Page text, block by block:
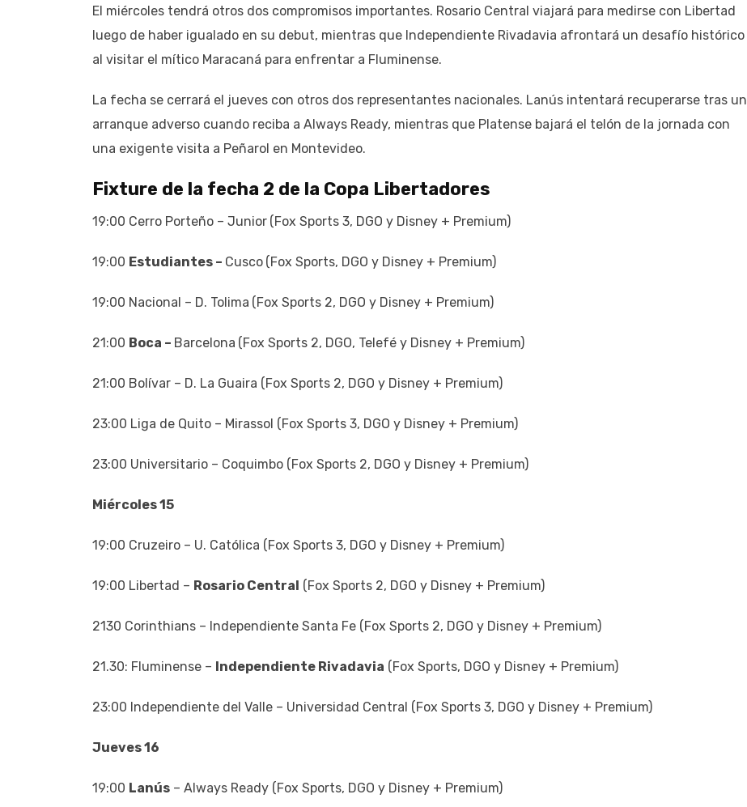
El miércoles tendrá otros dos compromisos importantes. Rosario Central viajará para medirse con Libertad
luego de haber igualado en su debut, mientras que Independiente Rivadavia afrontará un desafío histórico
al visitar el mítico Maracaná para enfrentar a Fluminense.
La fecha se cerrará el jueves con otros dos representantes nacionales. Lanús intentará recuperarse tras un
arranque adverso cuando reciba a Always Ready, mientras que Platense bajará el telón de la jornada con
una exigente visita a Peñarol en Montevideo.
Fixture de la fecha 2 de la Copa Libertadores
19:00 Cerro Porteño – Junior (Fox Sports 3, DGO y Disney + Premium)
19:00 Estudiantes – Cusco (Fox Sports, DGO y Disney + Premium)
19:00 Nacional – D. Tolima (Fox Sports 2, DGO y Disney + Premium)
21:00 Boca – Barcelona (Fox Sports 2, DGO, Telefé y Disney + Premium)
21:00 Bolívar – D. La Guaira (Fox Sports 2, DGO y Disney + Premium)
23:00 Liga de Quito – Mirassol (Fox Sports 3, DGO y Disney + Premium)
23:00 Universitario – Coquimbo (Fox Sports 2, DGO y Disney + Premium)
Miércoles 15
19:00 Cruzeiro – U. Católica (Fox Sports 3, DGO y Disney + Premium)
19:00 Libertad – Rosario Central (Fox Sports 2, DGO y Disney + Premium)
2130 Corinthians – Independiente Santa Fe (Fox Sports 2, DGO y Disney + Premium)
21.30: Fluminense – Independiente Rivadavia (Fox Sports, DGO y Disney + Premium)
23:00 Independiente del Valle – Universidad Central (Fox Sports 3, DGO y Disney + Premium)
Jueves 16
19:00 Lanús – Always Ready (Fox Sports, DGO y Disney + Premium)